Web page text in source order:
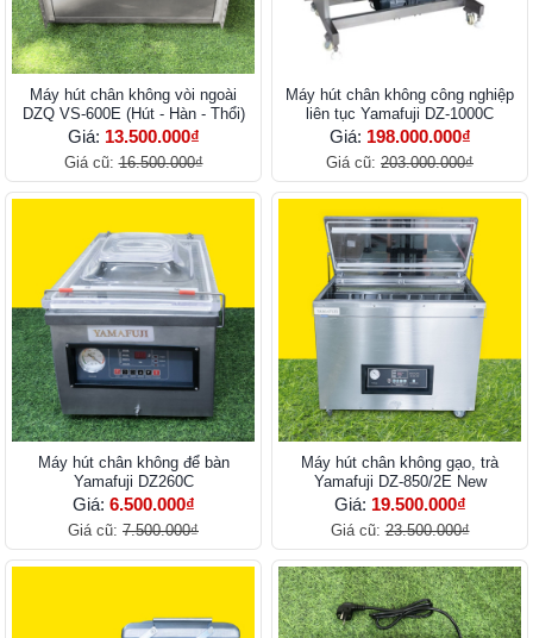
Máy hút chân không vòi ngoài
DZQ VS-600E (Hút - Hàn - Thổi)
Giá: 13.500.000₫
Giá cũ:16.500.000₫
Máy hút chân không công nghiệp
liên tục Yamafuji DZ-1000C
Giá: 198.000.000₫
Giá cũ: 203.000.000₫
Máy hút chân không để bàn
Yamafuji DZ260C
Giá: 6.500.000₫
Giá cũ: 7.500.000₫
Máy hút chân không gạo, trà
Yamafuji DZ-850/2E New
Giá: 19.500.000₫
Giá cũ:23.500.000₫